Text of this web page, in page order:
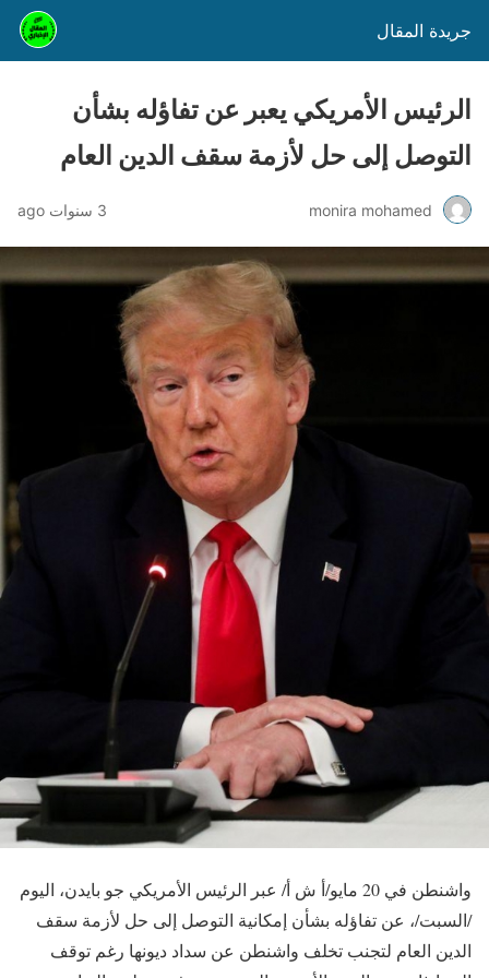
جريدة المقال
الرئيس الأمريكي يعبر عن تفاؤله بشأن
التوصل إلى حل لأزمة سقف الدين العام
monira mohamed 3 سنوات ago
واشنطن في 20 مايو/أ ش أ/ عبر الرئيس الأمريكي جو بايدن، اليوم
/السبت/، عن تفاؤله بشأن إمكانية التوصل إلى حل لأزمة سقف
الدين العام لتجنب تخلف واشنطن عن سداد ديونها رغم توقف